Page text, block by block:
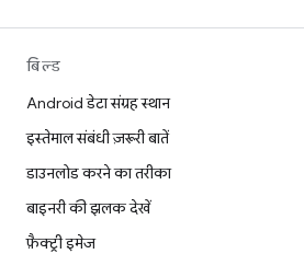
बिल्ड
Android डेटा संग्रह स्थान
इस्तेमाल संबंधी ज़रूरी बातें
डाउनलोड करने का तरीका
बाइनरी की झलक देखें
फ़ैक्ट्री इमेज